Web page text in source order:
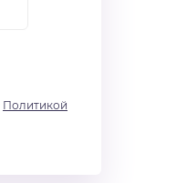
Политикой